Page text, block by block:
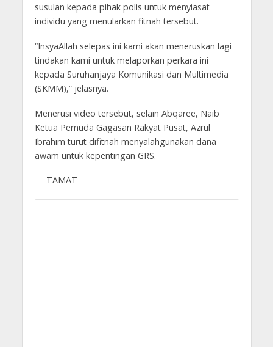
susulan kepada pihak polis untuk menyiasat
individu yang menularkan fitnah tersebut.
“InsyaAllah selepas ini kami akan meneruskan lagi
tindakan kami untuk melaporkan perkara ini
kepada Suruhanjaya Komunikasi dan Multimedia
(SKMM),” jelasnya.
Menerusi video tersebut, selain Abqaree, Naib
Ketua Pemuda Gagasan Rakyat Pusat, Azrul
Ibrahim turut difitnah menyalahgunakan dana
awam untuk kepentingan GRS.
— TAMAT